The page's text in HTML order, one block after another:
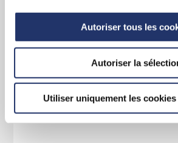
Autoriser tous les
Autoriser la
Utiliser uniquement les
Les avantages sont évidents
Apprenez-en davantage sur la
leadership qui sous tendent